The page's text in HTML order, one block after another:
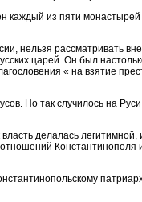
каждый из пяти
нельзя рассматривать
царей. Он был
« на взятие
Но так случилось на
делалась легитимной,
Константинополя